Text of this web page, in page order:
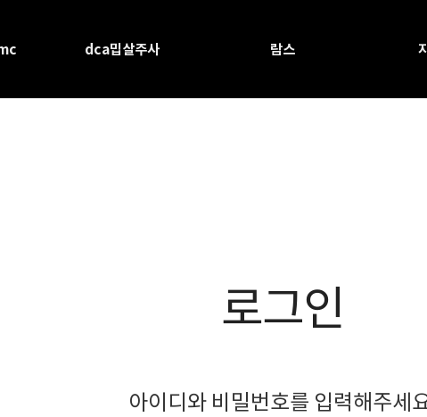
dca밉살주사 람스
로그인
아이디와 비밀번호를 입력해주세